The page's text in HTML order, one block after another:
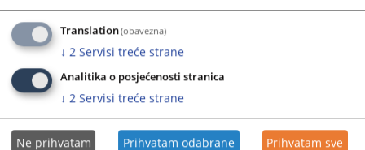
Sud raspolaže tehnički dobrom opremom, a svaka kancelarija je
klimatizovana.
Osnovni sud u Foči nosi epitet jednog od najažurnijih sudova u
BiH.
Prikazana vijest je na: Srpski jezik
1262PREGLEDA
Translation(obavezna)
↓ 2 Servisi treće strane
Analitika o posjećenosti stranica
↓ 2 Servisi treće strane
Ne prihvatam Prihvatam odabrane Prihvatam sve